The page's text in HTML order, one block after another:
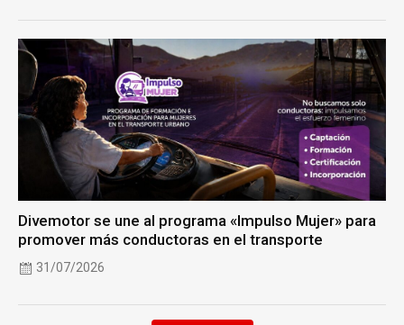
Divemotor se une al programa «Impulso Mujer» para
promover más conductoras en el transporte
31/07/2026